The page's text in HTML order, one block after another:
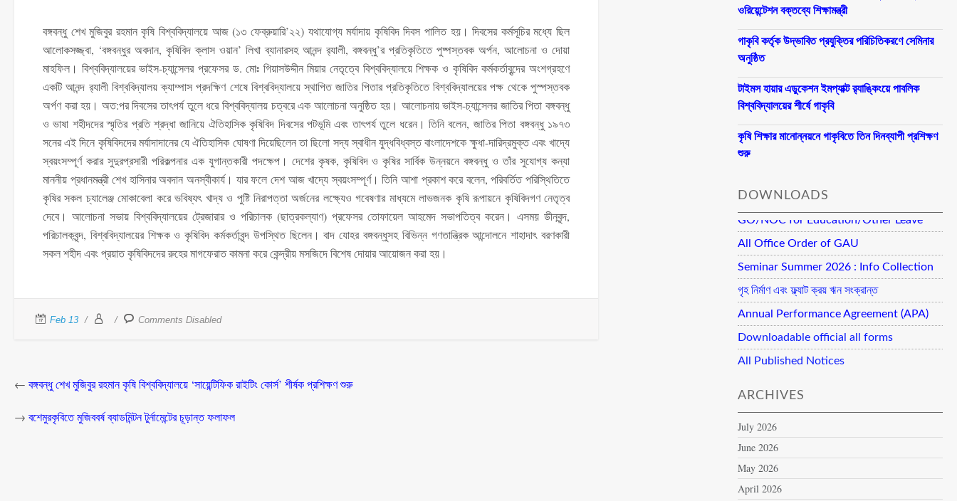
বঙ্গবন্ধু শেখ মুজিবুর রহমান কৃষি বিশ্ববিদ্যালয়ে আজ (১৩ ফেব্রুয়ারি’২২) যথাযোগ্য মর্যাদায় কৃষিবিদ দিবস পালিত হয়। দিবসের কর্মসূচির মধ্যে ছিল
আলোকসজ্জ্বা, ‘বঙ্গবন্ধুর অবদান, কৃষিবিদ ক্লাস ওয়ান’ লিখা ব্যানারসহ আনন্দ র‌্যালী, বঙ্গবন্ধু’র প্রতিকৃতিতে পুষ্পস্তবক অর্পন, আলোচনা ও দোয়া
মাহফিল। বিশ্ববিদ্যালয়ের ভাইস-চ্যান্সেলর প্রফেসর ড. মোঃ গিয়াসউদ্দীন মিয়ার নেতৃত্বে বিশ্ববিদ্যালয়ে শিক্ষক ও কৃষিবিদ কর্মকর্তাবৃন্দের অংশগ্রহণে
একটি আনন্দ র‌্যালী বিশ্ববিদ্যালয় ক্যাম্পাস প্রদক্ষিণ শেষে বিশ্ববিদ্যালয়ে স্থাপিত জাতির পিতার প্রতিকৃতিতে বিশ্ববিদ্যালয়ের পক্ষ থেকে পুস্পস্তবক
অর্পণ করা হয়। অত:পর দিবসের তাৎপর্য তুলে ধরে বিশ্ববিদ্যালয় চত্বরে এক আলোচনা অনুষ্ঠিত হয়। আলোচনায় ভাইস-চ্যান্সেলর জাতির পিতা বঙ্গবন্ধু
ও ভাষা শহীদদের স্মৃতির প্রতি শ্রদ্ধা জানিয়ে ঐতিহাসিক কৃষিবিদ দিবসের পটভূমি এবং তাৎপর্য তুলে ধরেন। তিনি বলেন, জাতির পিতা বঙ্গবন্ধু ১৯৭৩
সনের এই দিনে কৃষিবিদদের মর্যাদাদানের যে ঐতিহাসিক ঘোষণা দিয়েছিলেন তা ছিলো সদ্য স্বাধীন যুদ্ধবিধ্বস্ত বাংলাদেশকে ক্ষুধা-দারিদ্রমুক্ত এবং খাদ্যে
স্বয়ংসম্পূর্ণ করার সুদুরপ্রসারী পরিকল্পনার এক যুগান্তকারী পদক্ষেপ। দেশের কৃষক, কৃষিবিদ ও কৃষির সার্বিক উন্নয়নে বঙ্গবন্ধু ও তাঁর সুযোগ্য কন্যা
মাননীয় প্রধানমন্ত্রী শেখ হাসিনার অবদান অনস্বীকার্য। যার ফলে দেশ আজ খাদ্যে স্বয়ংসম্পূর্ণ। তিনি আশা প্রকাশ করে বলেন, পরিবর্তিত পরিস্থিতিতে
কৃষির সকল চ্যালেঞ্জ মোকাবেলা করে ভবিষ্যৎ খাদ্য ও পুষ্টি নিরাপত্তা অর্জনের লক্ষ্যেও গবেষণার মাধ্যমে লাভজনক কৃষি রূপায়নে কৃষিবিদগণ নেতৃত্ব
দেবে। আলোচনা সভায় বিশ্ববিদ্যালয়ের ট্রেজারার ও পরিচালক (ছাত্রকল্যাণ) প্রফেসর তোফায়েল আহমেদ সভাপতিত্ব করেন। এসময় ডীনবৃন্দ,
পরিচালকবৃন্দ, বিশ্ববিদ্যালয়ের শিক্ষক ও কৃষিবিদ কর্মকর্তাবৃন্দ উপস্থিত ছিলেন। বাদ যোহর বঙ্গবন্ধুসহ বিভিন্ন গণতান্ত্রিক আন্দোলনে শাহাদাৎ বরণকারী
সকল শহীদ এবং প্রয়াত কৃষিবিদদের রুহের মাগফেরাত কামনা করে কেন্দ্রীয় মসজিদে বিশেষ দোয়ার আয়োজন করা হয়।
Feb 13 Comments Disabled
← বঙ্গবন্ধু শেখ মুজিবুর রহমান কৃষি বিশ্ববিদ্যালয়ে ‘সায়েন্টিফিক রাইটিং কোর্স’ শীর্ষক প্রশিক্ষণ শুরু
→ বশেমুরকৃবিতে মুজিববর্ষ ব্যাডমিন্টন টুর্নামেন্টের চূড়ান্ত ফলাফল
ওরিয়েন্টেশন বক্তব্যে শিক্ষামন্ত্রী
গাকৃবি কর্তৃক উদ্ভাবিত প্রযুক্তির পরিচিতিকরণে সেমিনার
অনুষ্ঠিত
টাইমস হায়ার এডুকেশন ইমপ্যাক্ট র‍্যাঙ্কিংয়ে পাবলিক
বিশ্ববিদ্যালয়ের শীর্ষে গাকৃবি
কৃষি শিক্ষার মানোন্নয়নে গাকৃবিতে তিন দিনব্যাপী প্রশিক্ষণ
শুরু
DOWNLOADS
GO/NOC for Education/Other Leave
All Office Order of GAU
Seminar Summer 2026 : Info Collection
গৃহ নির্মাণ এবং ফ্ল্যাট ক্রয় ঋন সংক্রান্ত
Annual Performance Agreement (APA)
Downloadable official all forms
All Published Notices
ARCHIVES
July 2026
June 2026
May 2026
April 2026